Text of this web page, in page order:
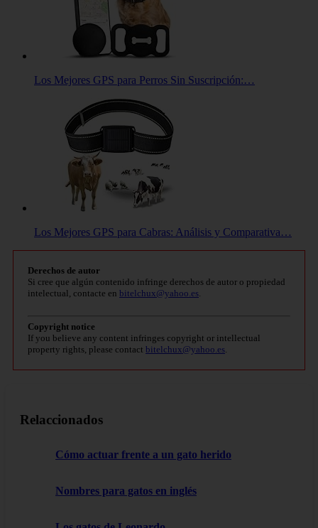
Los Mejores GPS para Perros Sin Suscripción:…
Los Mejores GPS para Cabras: Análisis y Comparativa…
Derechos de autor
Si cree que algún contenido infringe derechos de autor o propiedad
intelectual, contacte en bitelchux@yahoo.es.
Copyright notice
If you believe any content infringes copyright or intellectual
property rights, please contact bitelchux@yahoo.es.
Relaccionados
Cómo actuar frente a un gato herido
Nombres para gatos en inglés